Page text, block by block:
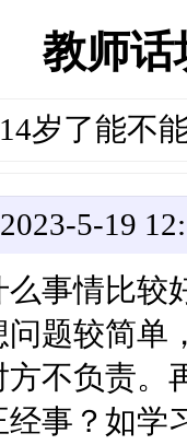
教师话
14岁了能不
5-19
事情比较
题较简单
不负责。
事？如学